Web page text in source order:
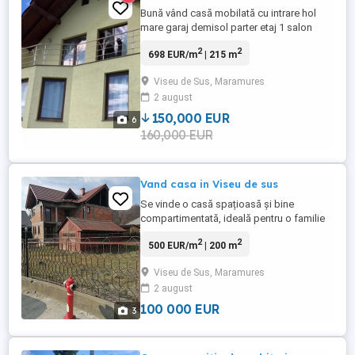
6
Bună vând casă mobilată cu intrare hol
mare garaj demisol parter etaj 1 salon
tot mobilată, etajul 2 terasă trei camere și
Spania ... Prețul este de ;150.000
698 EUR/m2| 215 m2
Viseu de Sus, Maramures
2 august
150,000 EUR
160,000 EUR
3
Vand casa in Viseu de sus
Se vinde o casă spațioasă și bine
compartimentată, ideală pentru o familie
generos. Descriere imobil Parter: living
dormitoare, baie, cameră de depozitare
Mansardă: izolată cu lambriu, perfectă
pentru sală de ...
500 EUR/m2| 200 m2
Viseu de Sus, Maramures
2 august
100 000 EUR